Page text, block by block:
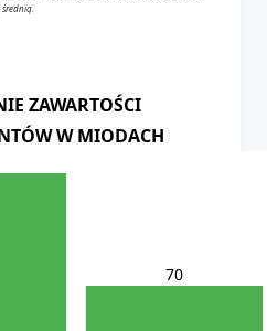
ZAWARTOŚCI
W MIODACH
70